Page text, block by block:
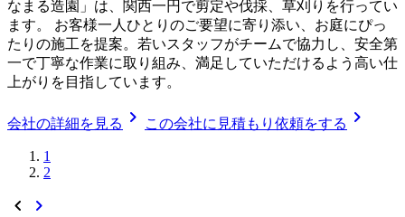
なまる造園」は、関西一円で剪定や伐採、草刈りを行ってい
ます。 お客様一人ひとりのご要望に寄り添い、お庭にぴっ
たりの施工を提案。若いスタッフがチームで協力し、安全第
一で丁寧な作業に取り組み、満足していただけるよう高い仕
上がりを目指しています。
会社の詳細を見る chevron_right この会社に見積もり依頼をする chevron_right
1
2
chevron_left chevron_right